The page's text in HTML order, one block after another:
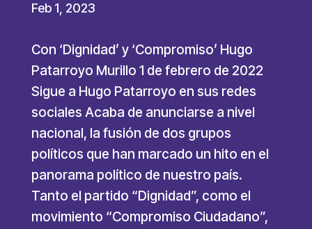
Feb 1, 2023
Con ‘Dignidad’ y ‘Compromiso’ Hugo
Patarroyo Murillo 1 de febrero de 2022
Sigue a Hugo Patarroyo en sus redes
sociales Acaba de anunciarse a nivel
nacional, la fusión de dos grupos
políticos que han marcado un hito en el
panorama político de nuestro país.
Tanto el partido “Dignidad”, como el
movimiento “Compromiso Ciudadano”,